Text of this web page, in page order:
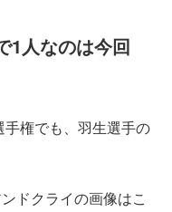
1人なのは今回
権でも、羽生選手の
ドクライの画像はこ